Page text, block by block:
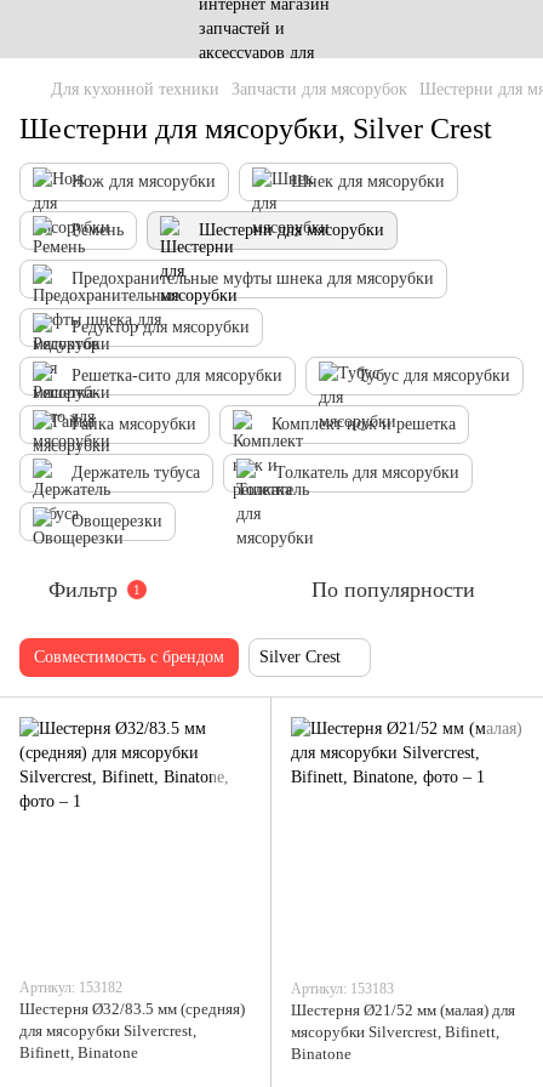
Для кухонной техники Запчасти для мясорубок Шестерни для
Шестерни для мясорубки, Silver Crest
Нож для мясорубки Шнек для мясорубки
Ремень Шестерни для мясорубки
Предохранительные муфты шнека для мясорубки
Редуктор для мясорубки
Решетка-сито для мясорубки Тубус для мясорубки
Гайка мясорубки Комплект нож и решетка
Держатель тубуса Толкатель для мясорубки
Овощерезки
Фильтр 1 По популярности
Совместимость с брендом Silver Crest
Артикул: 153182
Шестерня Ø32/83.5 мм (средняя)
для мясорубки Silvercrest,
Bifinett, Binatone
Артикул: 153183
Шестерня Ø21/52 мм (малая) для
мясорубки Silvercrest, Bifinett,
Binatone